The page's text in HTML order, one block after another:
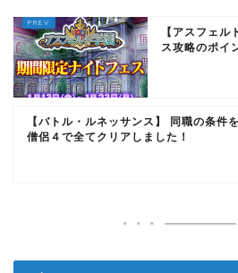
【アスフェル
ス攻略のポイ
【バトル・ルネッサンス】 同職の条件を
僧侶４で全てクリアしました！